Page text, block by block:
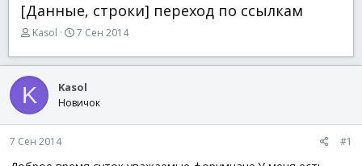
[Данные, строки] переход по ссылкам
А
т
о
р
т
е
ы
Kasol
Д
т
н
а
а
7 Сен 2014
K Kasol
Новичок
7 Сен 2014 #1